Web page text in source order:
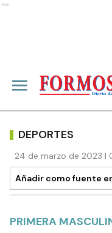
Ads
DEPORTES
24 de marzo de 2023 |
Añadir como fuente
PRIMERA